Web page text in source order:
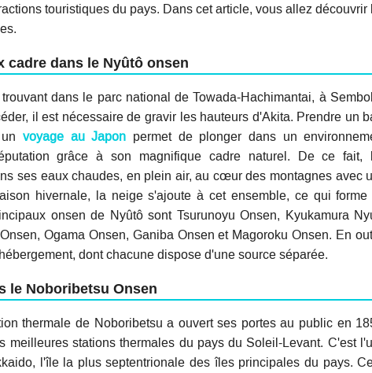
touristiques du pays. Dans cet article, vous allez découvrir
cadre dans le Nyûtô onsen
dans le parc national de Towada-Hachimantai, à
il est nécessaire de gravir les hauteurs d'Akita. Prendre un
unvoyage au Japon permet de plonger dans un
grâce à son magnifique cadre naturel. De ce fait,
ses eaux chaudes, en plein air, au cœur des montagnes avec
hivernale, la neige s'ajoute à cet ensemble, ce qui forme
onsen de Nyûtô sont Tsurunoyu Onsen, Kyukamura
Ogama Onsen, Ganiba Onsen et Magoroku Onsen. En
dont chacune dispose d'une source séparée.
le Noboribetsu Onsen
thermale de Noboribetsu a ouvert ses portes au public en
meilleures stations thermales du pays du Soleil-Levant. C'est
l'île la plus septentrionale des îles principales du pays.